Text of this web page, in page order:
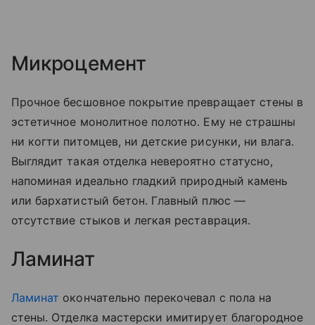
Микроцемент
Прочное бесшовное покрытие превращает стены в
эстетичное монолитное полотно. Ему не страшны
ни когти питомцев, ни детские рисунки, ни влага.
Выглядит такая отделка невероятно статусно,
напоминая идеально гладкий природный камень
или бархатистый бетон. Главный плюс —
отсутствие стыков и легкая реставрация.
Ламинат
Ламинат окончательно перекочевал с пола на
стены. Отделка мастерски имитирует благородное